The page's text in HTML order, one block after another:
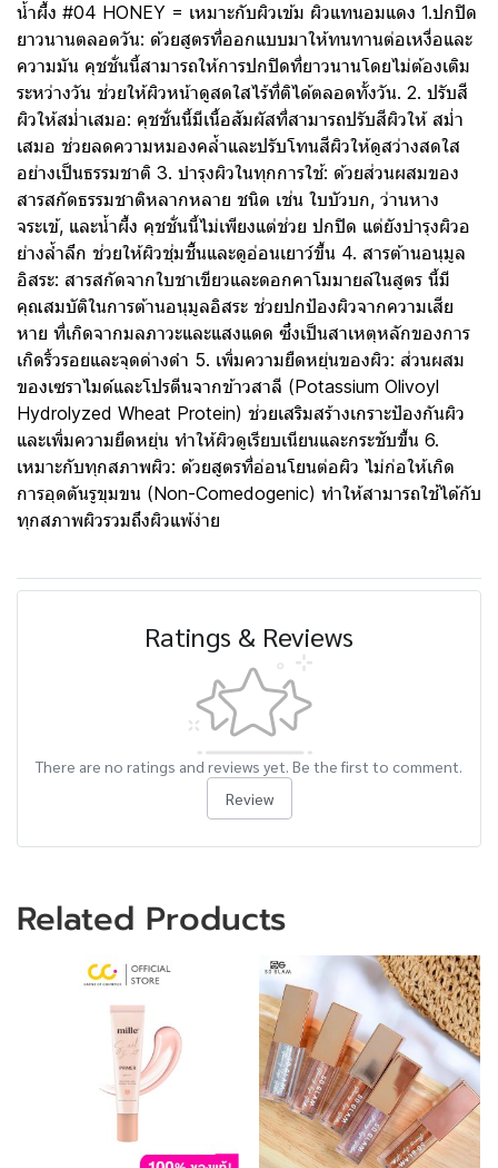
น้ำผึ้ง #04 HONEY = เหมาะกับผิวเข้ม ผิวแทนอมแดง 1.ปกปิด
ยาวนานตลอดวัน: ด้วยสูตรที่ออกแบบมาให้ทนทานต่อเหงื่อและ
ความมัน คุชชั่นนี้สามารถให้การปกปิดที่ยาวนานโดยไม่ต้องเติม
ระหว่างวัน ช่วยให้ผิวหน้าดูสดใสไร้ที่ติได้ตลอดทั้งวัน. 2. ปรับสี
ผิวให้สมํ่าเสมอ: คุชชั่นนี้มีเนื้อสัมผัสที่สามารถปรับสีผิวให้ สมํ่า
เสมอ ช่วยลดความหมองคลํ้าและปรับโทนสีผิวให้ดูสว่างสดใส
อย่างเป็นธรรมชาติ 3. บํารุงผิวในทุกการใช้: ด้วยส่วนผสมของ
สารสกัดธรรมชาติหลากหลาย ชนิด เช่น ใบบัวบก, ว่านหาง
จระเข้, และนํ้าผึ้ง คุชชั่นนี้ไม่เพียงแต่ช่วย ปกปิด แต่ยังบํารุงผิวอ
ย่างลํ้าลึก ช่วยให้ผิวชุ่มชื้นและดูอ่อนเยาว์ขึ้น 4. สารต้านอนุมูล
อิสระ: สารสกัดจากใบชาเขียวและดอกคาโมมายล์ในสูตร นี้มี
คุณสมบัติในการต้านอนุมูลอิสระ ช่วยปกป้องผิวจากความเสีย
หาย ที่เกิดจากมลภาวะและแสงแดด ซึ่งเป็นสาเหตุหลักของการ
เกิดริ้วรอยและจุดด่างดํา 5. เพิ่มความยืดหยุ่นของผิว: ส่วนผสม
ของเซราไมด์และโปรตีนจากข้าวสาลี (Potassium Olivoyl
Hydrolyzed Wheat Protein) ช่วยเสริมสร้างเกราะป้องกันผิว
และเพิ่มความยืดหยุ่น ทําให้ผิวดูเรียบเนียนและกระชับขึ้น 6.
เหมาะกับทุกสภาพผิว: ด้วยสูตรที่อ่อนโยนต่อผิว ไม่ก่อให้เกิด
การอุดตันรูขุมขน (Non-Comedogenic) ทําให้สามารถใช้ได้กับ
ทุกสภาพผิวรวมถึงผิวแพ้ง่าย
Ratings & Reviews
There are no ratings and reviews yet. Be the first to comment.
Review
Related Products